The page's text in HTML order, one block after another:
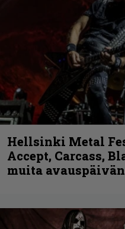
Hellsinki Metal
Accept, Carcass,
muita